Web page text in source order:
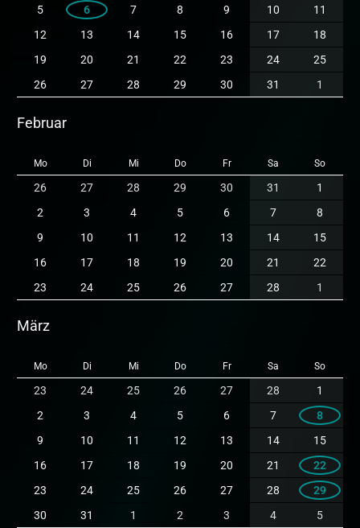
5
6 7 8 9 10
11
12
13 14 15 16 17
18
19
20 21 22 23 24
25
26
27 28 29 30 31 1
Februar
Mo Di Mi Do Fr Sa So
26 27 28 29 30 31
1
2
3 4 5 6 7
8
9
10 11 12 13 14
15
16
17 18 19 20 21
22
23
24 25 26 27 28 1
März
Mo Di Mi Do Fr Sa So
23 24 25 26 27 28
1
2
3 4 5 6 7
8
9
10 11 12 13 14
15
16
17 18 19 20 21
22
23
24 25 26 27 28
29
30
31 1 2 3 4 5